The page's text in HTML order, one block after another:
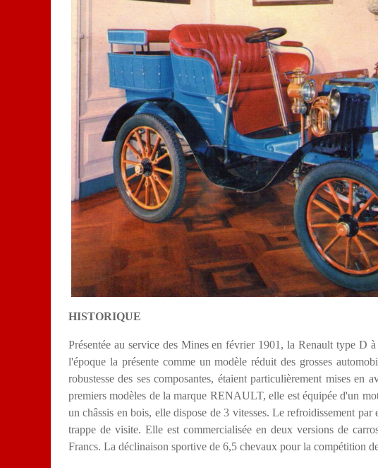
HISTORIQUE
Présentée au service des Mines en février 1901, la Renault type D
l'époque la présente comme un modèle réduit des grosses
robustesse des ses composantes, étaient particulièrement mises
premiers modèles de la marque RENAULT, elle est équipée d'un
un châssis en bois, elle dispose de 3 vitesses. Le refroidissement par
trappe de visite. Elle est commercialisée en deux versions de
Francs. La déclinaison sportive de 6,5 chevaux pour la compétition